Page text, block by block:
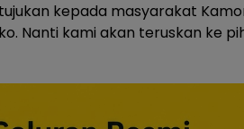
kepada masyarakat
Nanti kami akan teruskan ke